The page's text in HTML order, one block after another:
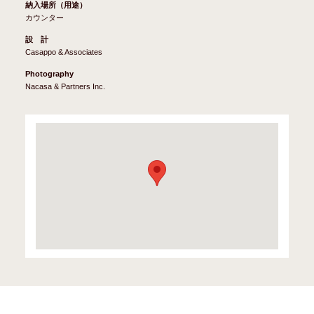
納入場所（用途）
カウンター
設 計
Casappo & Associates
Photography
Nacasa & Partners Inc.